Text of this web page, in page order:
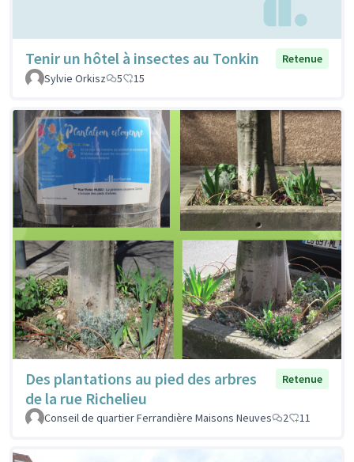
Tenir un hôtel à insectes au Tonkin
Retenue
Sylvie Orkisz
5 15
Des plantations au pied des arbres
de la rue Richelieu
Retenue
Conseil de quartier Ferrandière Maisons Neuves 2 11